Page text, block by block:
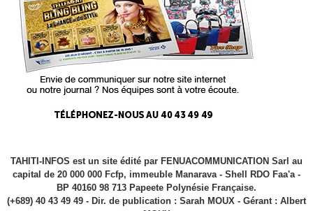
TAHITI-INFOS est un site édité par FENUACOMMUNICATION Sarl au
capital de 20 000 000 Fcfp, immeuble Manarava - Shell RDO Faa'a -
BP 40160 98 713 Papeete Polynésie Française.
(+689) 40 43 49 49 - Dir. de publication : Sarah MOUX - Gérant : Albert